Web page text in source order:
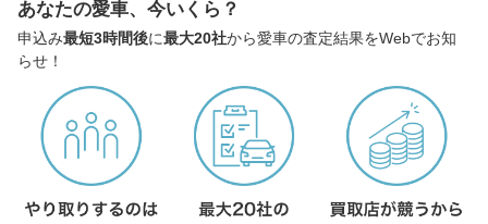
あなたの愛車、今いくら？
申込み最短3時間後に最大20社から愛車の査定結果をWebでお知
らせ！